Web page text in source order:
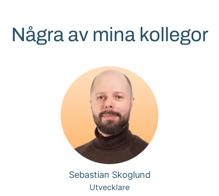
Några av mina kollegor
Sebastian Skoglund
Utvecklare